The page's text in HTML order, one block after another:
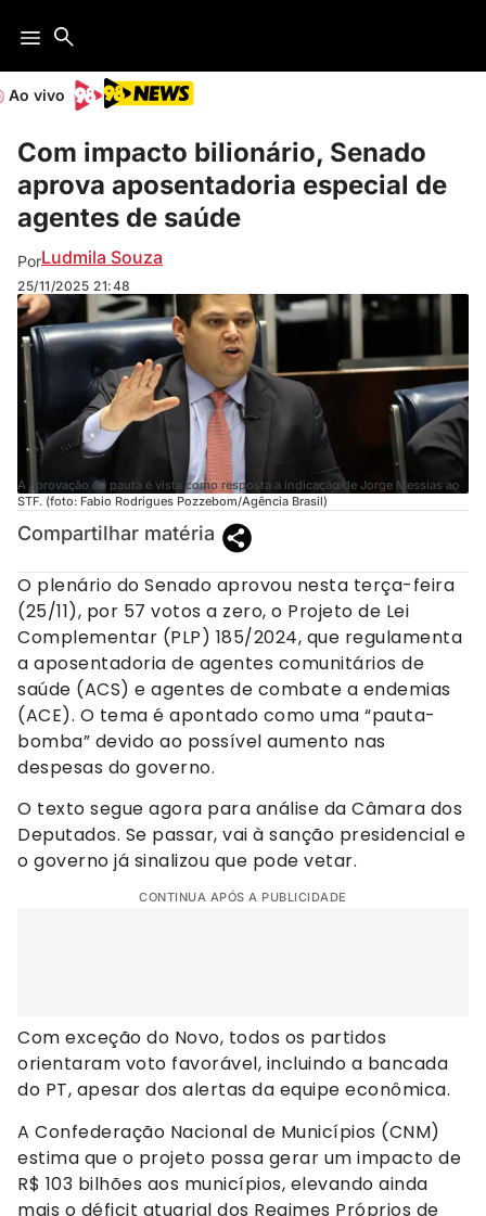
Ao vivo
Com impacto bilionário, Senado
aprova aposentadoria especial de
agentes de saúde
PorLudmila Souza
25/11/2025 21:48
A aprovação da pauta é vista como resposta a indicação de Jorge Messias ao
STF. (foto: Fabio Rodrigues Pozzebom/Agência Brasil)
Compartilhar matéria
O plenário do Senado aprovou nesta terça-feira
(25/11), por 57 votos a zero, o Projeto de Lei
Complementar (PLP) 185/2024, que regulamenta
a aposentadoria de agentes comunitários de
saúde (ACS) e agentes de combate a endemias
(ACE). O tema é apontado como uma “pauta-
bomba” devido ao possível aumento nas
despesas do governo.
O texto segue agora para análise da Câmara dos
Deputados. Se passar, vai à sanção presidencial e
o governo já sinalizou que pode vetar.
CONTINUA APÓS A PUBLICIDADE
Com exceção do Novo, todos os partidos
orientaram voto favorável, incluindo a bancada
do PT, apesar dos alertas da equipe econômica.
A Confederação Nacional de Municípios (CNM)
estima que o projeto possa gerar um impacto de
R$ 103 bilhões aos municípios, elevando ainda
mais o déficit atuarial dos Regimes Próprios de